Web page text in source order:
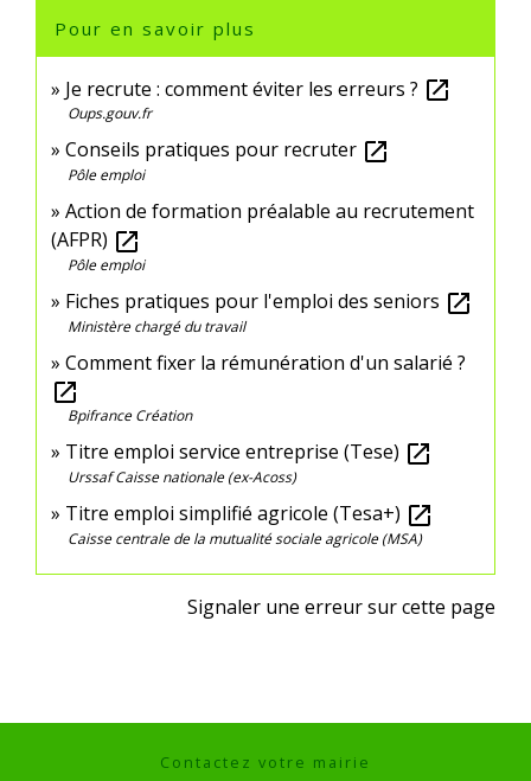
Pour en savoir plus
Je recrute : comment éviter les erreurs ? open_in_new
Oups.gouv.fr
Conseils pratiques pour recruter open_in_new
Pôle emploi
Action de formation préalable au recrutement
(AFPR) open_in_new
Pôle emploi
Fiches pratiques pour l'emploi des seniors open_in_new
Ministère chargé du travail
Comment fixer la rémunération d'un salarié ?
open_in_new
Bpifrance Création
Titre emploi service entreprise (Tese) open_in_new
Urssaf Caisse nationale (ex-Acoss)
Titre emploi simplifié agricole (Tesa+) open_in_new
Caisse centrale de la mutualité sociale agricole (MSA)
Signaler une erreur sur cette page
Contactez votre mairie